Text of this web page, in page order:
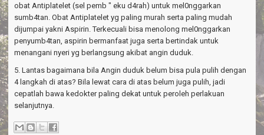
obat Antiplatelet (sel pemb " eku d4rah) untuk mel0nggarkan
sumb4tan. Obat Antiplatelet yg paling murah serta paling mudah
dijumpai yakni Aspirin. Terkecuali bisa menolong mel0nggarkan
penyumb4tan, aspirin bermanfaat juga serta bertindak untuk
menangani nyeri yg berlangsung akibat angin duduk.
5. Lantas bagaimana bila Angin duduk belum bisa pula pulih dengan
4 langkah di atas? Bila lewat cara di atas belum juga pulih, jadi
cepatlah bawa kedokter paling dekat untuk peroleh perlakuan
selanjutnya.